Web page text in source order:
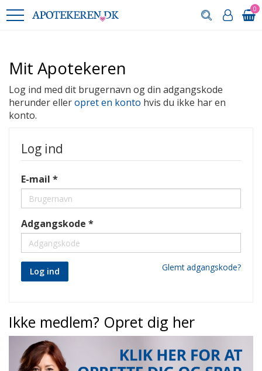
0
Mit Apotekeren
Log ind med dit brugernavn og din adgangskode
herunder elleropret en konto hvis du ikke har en
konto.
Log ind
E-mail
Adgangskode
Log ind Glemt adgangskode?
Ikke medlem? Opret dig her